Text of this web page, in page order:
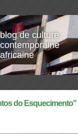
blog de culture
contemporaine
africaine
do